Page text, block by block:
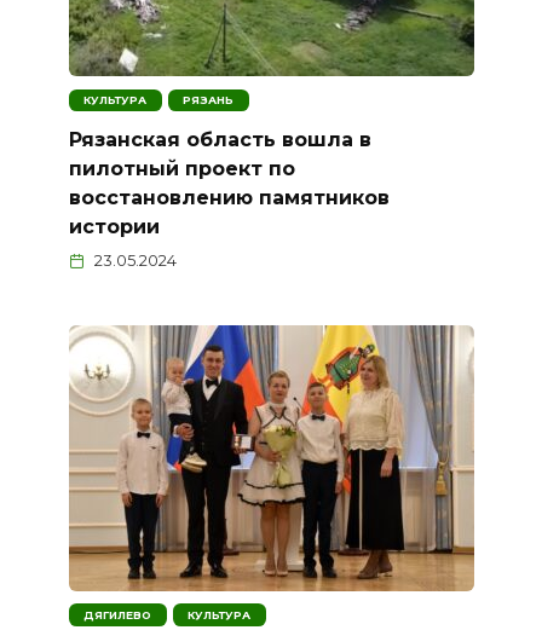
КУЛЬТУРА РЯЗАНЬ
Рязанская область вошла в
пилотный проект по
восстановлению памятников
истории
23.05.2024
ДЯГИЛЕВО КУЛЬТУРА